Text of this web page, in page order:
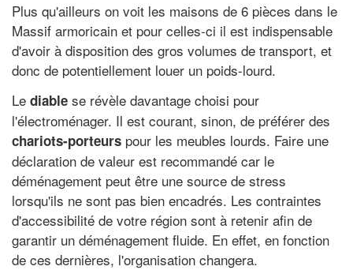
Plus qu'ailleurs on voit les maisons de 6 pièces dans le
Massif armoricain et pour celles-ci il est indispensable
d'avoir à disposition des gros volumes de transport, et
donc de potentiellement louer un poids-lourd.
Le diable se révèle davantage choisi pour
l'électroménager. Il est courant, sinon, de préférer des
chariots-porteurs pour les meubles lourds. Faire une
déclaration de valeur est recommandé car le
déménagement peut être une source de stress
lorsqu'ils ne sont pas bien encadrés. Les contraintes
d'accessibilité de votre région sont à retenir afin de
garantir un déménagement fluide. En effet, en fonction
de ces dernières, l'organisation changera.